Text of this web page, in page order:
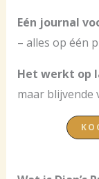
Eén journal
– alles op één
Het werkt op
maar blijvende